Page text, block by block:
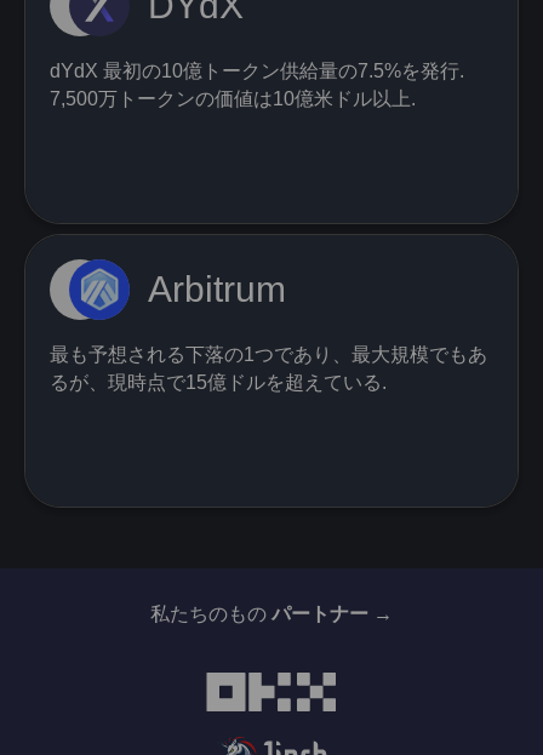
dYdX 最初の10億トークン供給量の7.5%を発行.
7,500万トークンの価値は10億米ドル以上.
Arbitrum
最も予想される下落の1つであり、最大規模でもあ
るが、現時点で15億ドルを超えている.
私たちのもの パートナー →